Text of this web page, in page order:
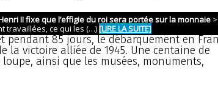
pendant 85 jours, le débarquement en
la victoire alliée de 1945. Une centaine de
ainsi que les musées, monuments,